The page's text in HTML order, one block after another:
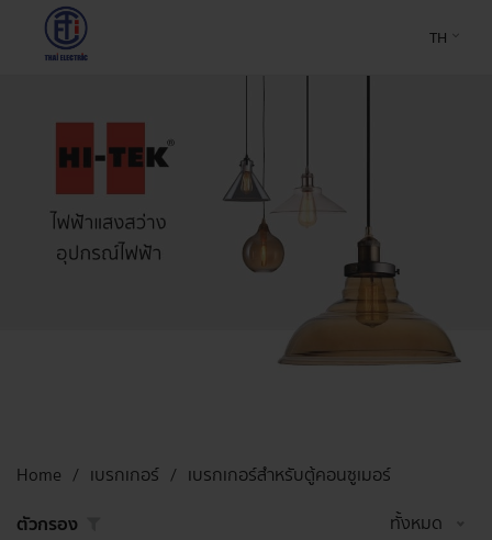
TH
Home เบรกเกอร์
เบรกเกอร์สำหรับตู้คอนซูเมอร์
ตัวกรอง
ทั้งหมด